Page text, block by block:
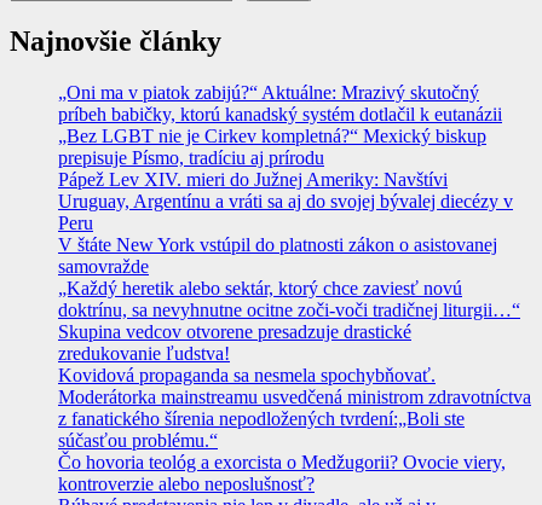
Najnovšie články
„Oni ma v piatok zabijú?“ Aktuálne: Mrazivý skutočný
príbeh babičky, ktorú kanadský systém dotlačil k eutanázii
„Bez LGBT nie je Cirkev kompletná?“ Mexický biskup
prepisuje Písmo, tradíciu aj prírodu
Pápež Lev XIV. mieri do Južnej Ameriky: Navštívi
Uruguay, Argentínu a vráti sa aj do svojej bývalej diecézy v
Peru
V štáte New York vstúpil do platnosti zákon o asistovanej
samovražde
„Každý heretik alebo sektár, ktorý chce zaviesť novú
doktrínu, sa nevyhnutne ocitne zoči-voči tradičnej liturgii…“
Skupina vedcov otvorene presadzuje drastické
zredukovanie ľudstva!
Kovidová propaganda sa nesmela spochybňovať.
Moderátorka mainstreamu usvedčená ministrom zdravotníctva
z fanatického šírenia nepodložených tvrdení:„Boli ste
súčasťou problému.“
Čo hovoria teológ a exorcista o Medžugorii? Ovocie viery,
kontroverzie alebo neposlušnosť?